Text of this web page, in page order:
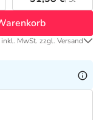
inkl. MwSt. zzgl. Versand